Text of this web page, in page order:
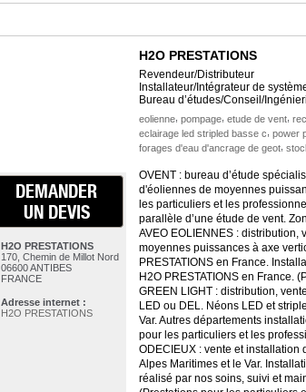
DEMANDER
UN DEVIS
H2O PRESTATIONS
170, Chemin de Millot Nord
06600 ANTIBES
FRANCE
Adresse internet :
H2O PRESTATIONS
H2O PRESTATIONS
Revendeur/Distributeur
Installateur/Intégrateur de
Bureau d’études/Conseil/
eolienne, pompage, etude de vent,
eclairage led stripled basse c power
forages d'eau d'ancrage de geot,
OVENT : bureau d’étude
d'éoliennes de moyennes
les particuliers et les
parallèle d’une étude de vent.
AVEO EOLIENNES : distribution,
moyennes puissances à axe
PRESTATIONS en France.
H2O PRESTATIONS en France.
GREEN LIGHT : distribution,
LED ou DEL. Néons LED et
Var. Autres départements
pour les particuliers et les
ODECIEUX : vente et installation
Alpes Maritimes et le Var.
réalisé par nos soins, suivi et